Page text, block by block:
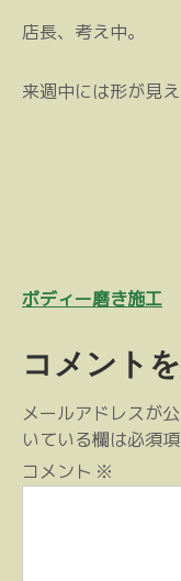
店長、考え中。
来週中には形が見
投
ナ
ビ
ゲ
ー
シ
ボディー磨き施工
コメント
メールアドレスが
いている欄は必須
コメント ※